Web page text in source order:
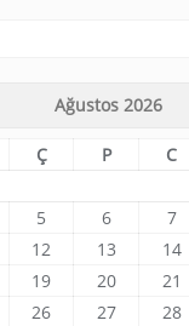
Ağustos 2026
Ç P C
5 6 7
12 13 14
19 20 21
26 27 28